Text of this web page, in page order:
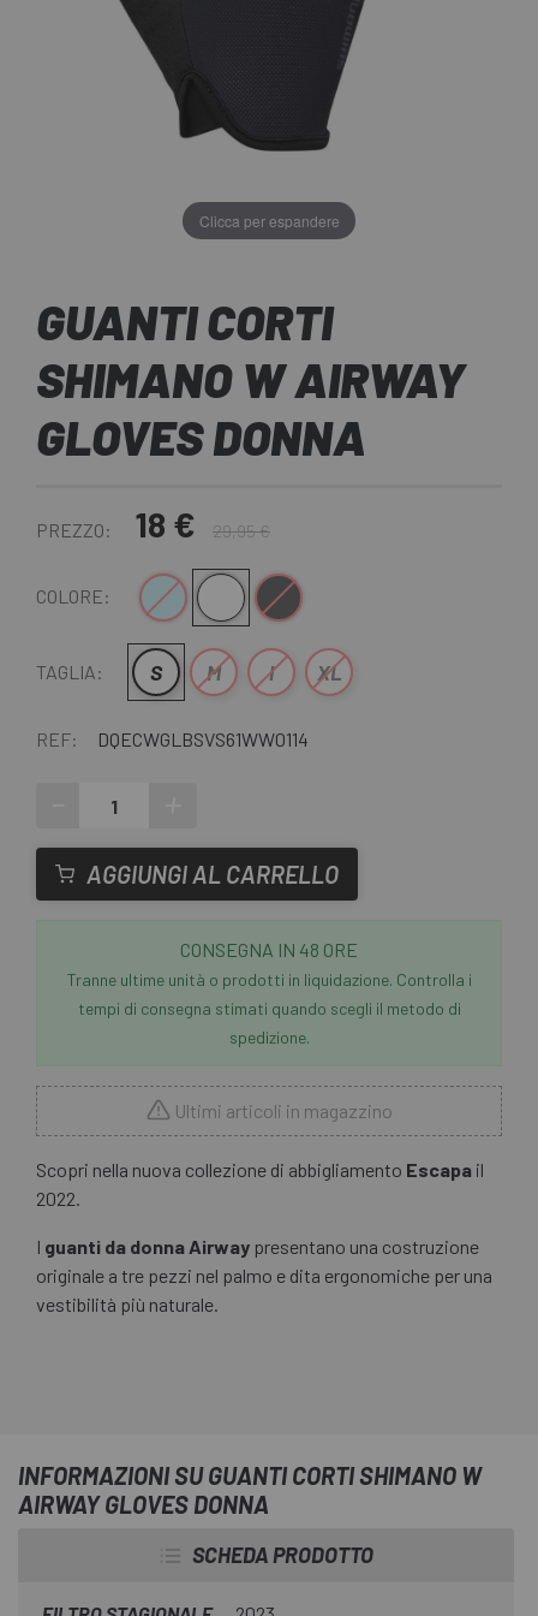
Clicca per espandere
GUANTI CORTI
SHIMANO W AIRWAY
GLOVES DONNA
PREZZO: 18 € 29,95 €
COLORE: AzzurroBianco Nero
TAGLIA: S M l XL
REF: DQECWGLBSVS61WW0114
AGGIUNGI AL CARRELLO
CONSEGNA IN 48 ORE
Tranne ultime unità o prodotti in liquidazione. Controlla i
tempi di consegna stimati quando scegli il metodo di
spedizione.
Ultimi articoli in magazzino
Scopri nella nuova collezione di abbigliamento Escapa il
2022.
I guanti da donna Airway presentano una costruzione
originale a tre pezzi nel palmo e dita ergonomiche per una
vestibilità più naturale.
INFORMAZIONI SU GUANTI CORTI SHIMANO W
AIRWAY GLOVES DONNA
SCHEDA PRODOTTO